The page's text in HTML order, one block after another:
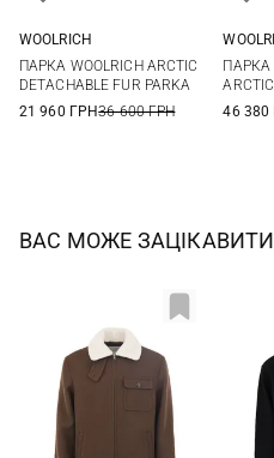
XXL
WOOLRICH
ПАРКА WOOLRICH ARCTIC
DETACHABLE FUR PARKA
21 960 ГРН36 600 ГРН
ПАРКА
46
ВАС МОЖЕ ЗАЦІКАВИТИ